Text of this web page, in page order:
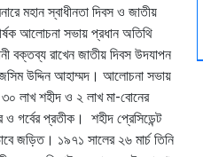
মহান স্বাধীনতা দিবস ও জাতীয়
আলোচনা সভায় প্রধান অতিথি
বক্তব্য রাখেন জাতীয় দিবস উদযাপন
উদ্দিন আহাম্মদ। আলোচনা সভায়
৩০ লাখ শহীদ ও ২ লাখ মা-বোনের
ও গর্বের প্রতীক। শহীদ প্রেসিডেন্ট
জড়িত। ১৯৭১ সালের ২৬ মার্চ তিনি